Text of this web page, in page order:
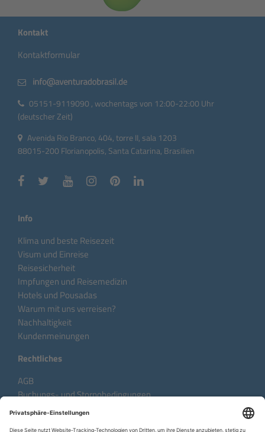
Kontakt
Kontaktformular
05151-9119090 , wochentags von 12:00-22:00 Uhr
(deutscher Zeit)
Avenida Rio Branco, 404, torre II, sala 1203
88015-200 Florianopolis, Santa Catarina, Brasilien
Info
Klima und beste Reisezeit
Visum und Einreise
Reisesicherheit
Impfungen und Reisemedizin
Hotels und Pousadas
Warum mit uns verreisen?
Nachhaltigkeit
Kundenmeinungen
Rechtliches
AGB
Buchungs- und Stornobedingungen
Datenschutzhinweise